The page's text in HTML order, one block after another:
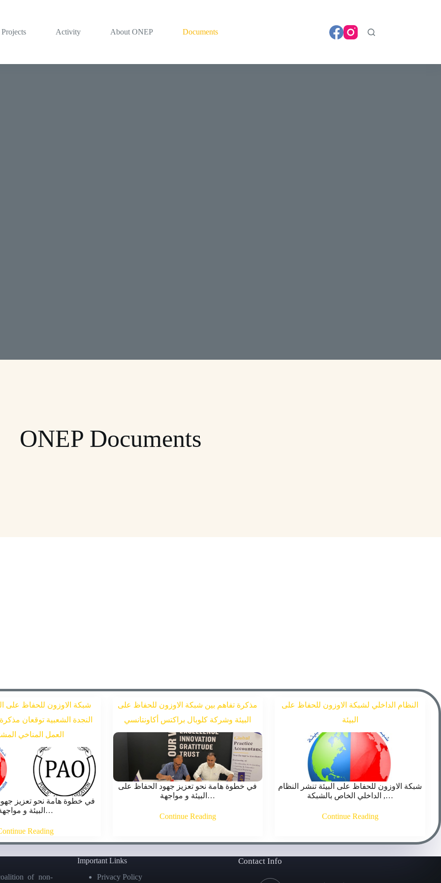
Projects Activity About ONEP Documents
ONEP Documents
شبكة الاوزون للحفاظ على
النجدة الشعبية توقعان
العمل المناخي
في خطوة هامة نحو تعزيز
البيئة و مواجهة…
Reading
مذكرة تفاهم بين شبكة الاوزون للحفاظ على
البيئة وشركة كلوبال براكتس أكاونتانسي
في خطوة هامة نحو تعزيز جهود الحفاظ على
البيئة و مواجهة…
Continue Reading
النظام الداخلي لشبكة الاوزون للحفاظ على
البيئة
شبكة الاوزون للحفاظ على البيئة تنشر النظام
الداخلي الخاص بالشبكة ,…
Continue Reading
of non-
Important Links
Privacy Policy
Contact Info